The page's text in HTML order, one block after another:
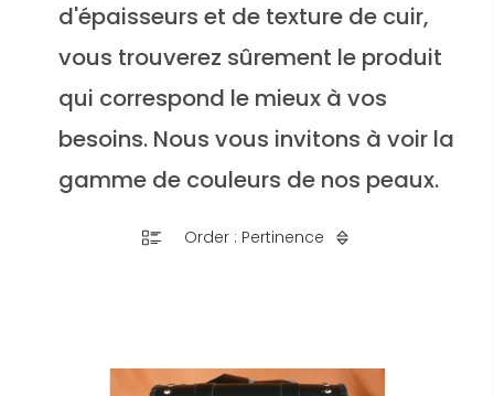
d'épaisseurs et de texture de cuir,
vous trouverez sûrement le produit
qui correspond le mieux à vos
besoins. Nous vous invitons à voir la
gamme de couleurs de nos peaux.
Order : Pertinence